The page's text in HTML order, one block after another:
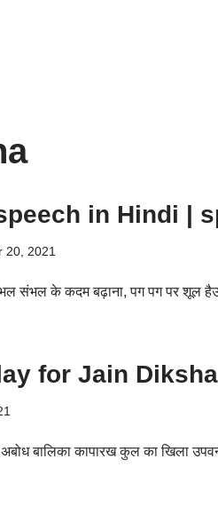
in Hindi |
20, 2021
संभल के कदम बढ़ाना, पग पग पर शूल
Play for Jain
बालिका कापारख कुल का खिला